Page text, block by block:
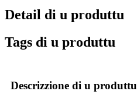
Detail di u produttu
Tags di u produttu
Descrizzione di u produttu